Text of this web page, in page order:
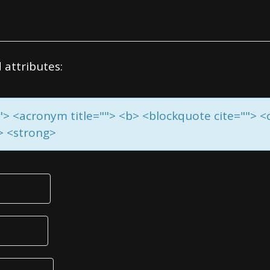
attributes:
<acronym title=""> <b> <blockquote cite="">
<strong>